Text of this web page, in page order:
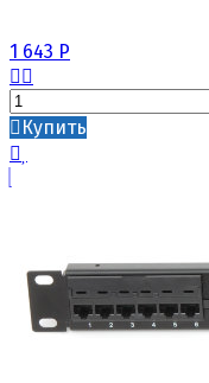
1 643 Р
Купить